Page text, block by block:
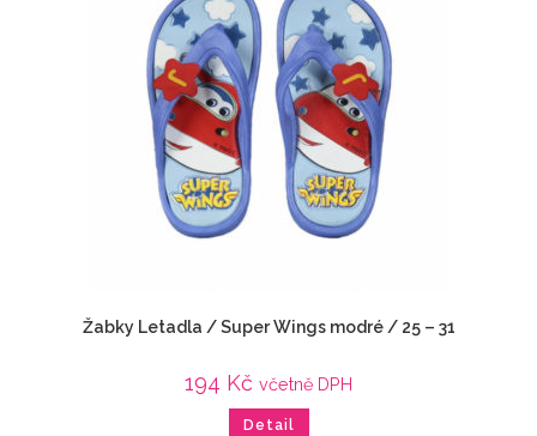
Žabky Letadla / Super Wings modré / 25 – 31
194 Kč včetně DPH
Detail